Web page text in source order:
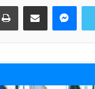
ماسنجر مشاركة عبر البريد